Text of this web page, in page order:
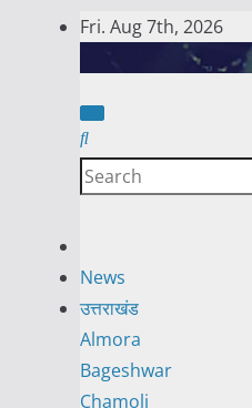
Skip
Fri. Aug 7th, 2026
News
उत्तराखंड
Almora
Bageshwar
Chamoli